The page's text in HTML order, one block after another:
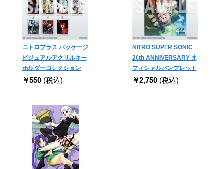
ニトロプラス パッケージ
ビジュアルアクリルキー
ホルダーコレクション
￥550 (税込)
NITRO SUPER SONIC
20th ANNIVERSARY オ
フィシャルパンフレット
￥2,750 (税込)